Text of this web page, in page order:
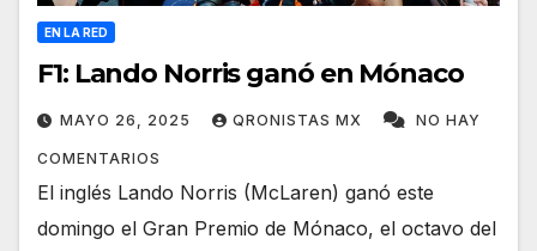
EN LA RED
F1: Lando Norris ganó en Mónaco
MAYO 26, 2025 QRONISTAS MX NO HAY
COMENTARIOS
El inglés Lando Norris (McLaren) ganó este
domingo el Gran Premio de Mónaco, el octavo del